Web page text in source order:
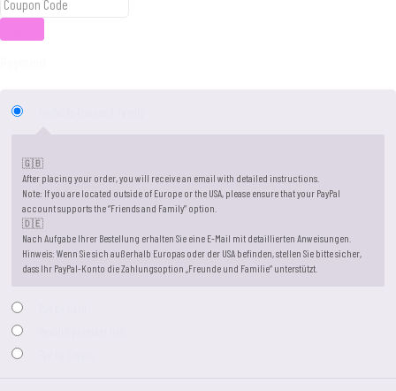
🇬🇧
After placing your order, you will receive an email with detailed instructions.
Note: If you are located outside of Europe or the USA, please ensure that your PayPal
account supports the “Friends and Family” option.
🇩🇪
Nach Aufgabe Ihrer Bestellung erhalten Sie eine E-Mail mit detaillierten Anweisungen.
Hinweis: Wenn Sie sich außerhalb Europas oder der USA befinden, stellen Sie bitte sicher,
dass Ihr PayPal-Konto die Zahlungsoption „Freunde und Familie“ unterstützt.